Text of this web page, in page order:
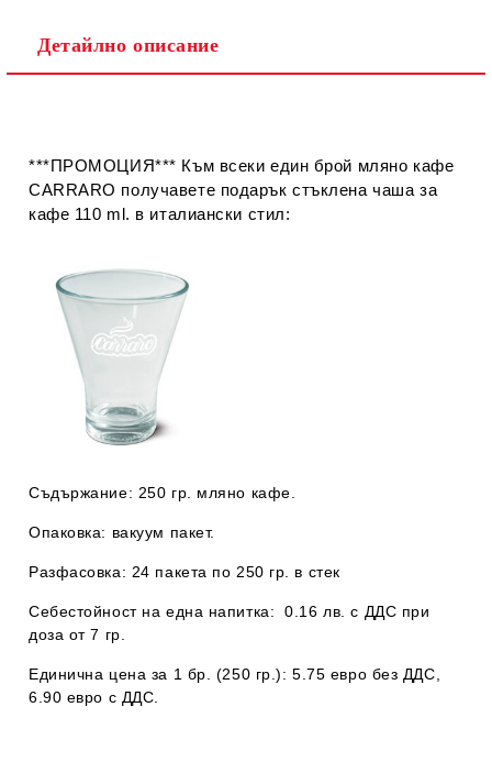
Детайлно описание
***ПРОМОЦИЯ*** Към всеки един брой мляно кафе
CARRARO получавете подарък стъклена чаша за
кафе 110 ml. в италиански стил:
Съдържание: 250 гр. мляно кафе.
Опаковка: вакуум пакет.
Разфасовка: 24 пакета по 250 гр. в стек
Себестойност на една напитка:0.16 лв. с ДДС при
доза от 7 гр.
Единична цена за 1 бр. (250 гр.): 5.75 евро без ДДС,
6.90 евро с ДДС.